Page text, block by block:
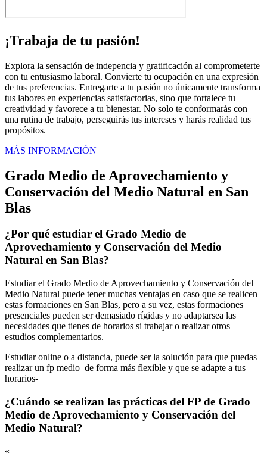
¡Trabaja de tu pasión!
Explora la sensación de indepencia y gratificación al comprometerte
con tu entusiasmo laboral. Convierte tu ocupación en una expresión
de tus preferencias. Entregarte a tu pasión no únicamente transforma
tus labores en experiencias satisfactorias, sino que fortalece tu
creatividad y favorece a tu bienestar. No solo te conformarás con
una rutina de trabajo, perseguirás tus intereses y harás realidad tus
propósitos.
MÁS INFORMACIÓN
Grado Medio de Aprovechamiento y
Conservación del Medio Natural en San
Blas
¿Por qué estudiar el Grado Medio de
Aprovechamiento y Conservación del Medio
Natural en San Blas?
Estudiar el Grado Medio de Aprovechamiento y Conservación del
Medio Natural puede tener muchas ventajas en caso que se realicen
estas formaciones en San Blas, pero a su vez, estas formaciones
presenciales pueden ser demasiado rígidas y no adaptarsea las
necesidades que tienes de horarios si trabajar o realizar otros
estudios complementarios.
Estudiar online o a distancia, puede ser la solución para que puedas
realizar un fp medio de forma más flexible y que se adapte a tus
horarios-
¿Cuándo se realizan las prácticas del FP de Grado
Medio de Aprovechamiento y Conservación del
Medio Natural?
«